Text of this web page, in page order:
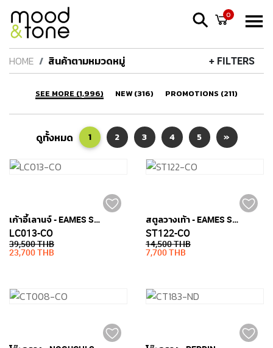
0
HOME สินค้าตามหมวดหมู่ + FILTERS
SEE MORE (1,996) NEW (316) PROMOTIONS (211)
ดูทั้งหมด 1 2 3 4 5 »
เก้าอี้เลานจ์ - EAMES STYLE (หนังแท้)
LC013-CO
39,500 THB
23,700 THB
สตูลวางเท้า - EAMES STYLE (หนังแท้)
ST122-CO
14,500 THB
7,700 THB